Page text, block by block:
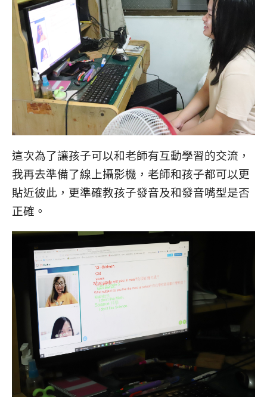
這次為了讓孩子可以和老師有互動學習的交流，
我再去準備了線上攝影機，老師和孩子都可以更
貼近彼此，更準確教孩子發音及和發音嘴型是否
正確。